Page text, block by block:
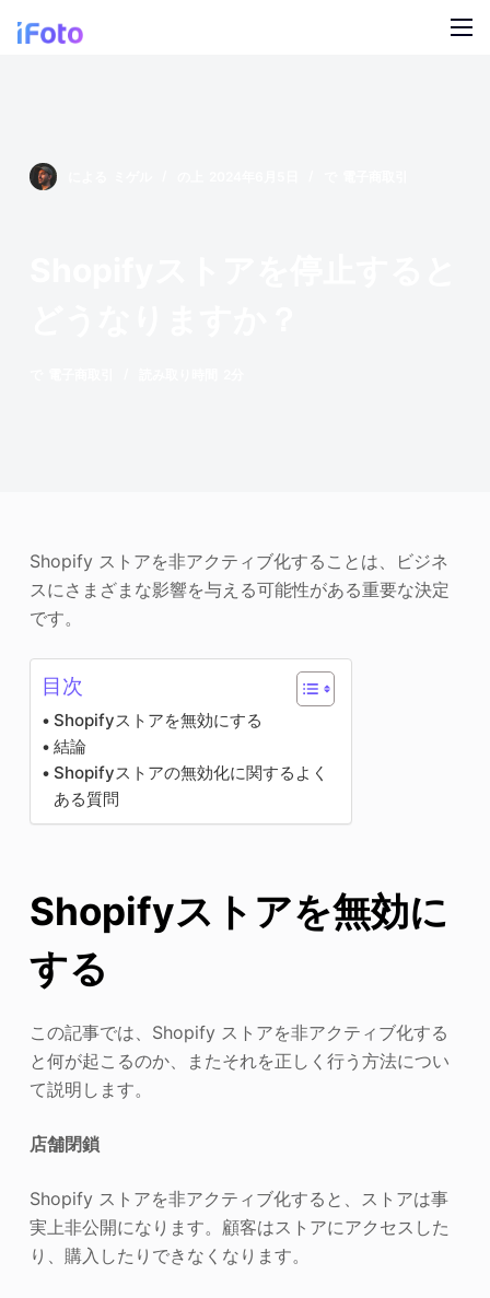
コ
に
スオンライン背景チェンジャー
画像の著作権
Shopify ストアを非アクティブ化することは、ビジネ
スにさまざまな影響を与える可能性がある重要な決定
です。
目次
Shopifyストアを無効にする
結論
Shopifyストアの無効化に関するよく
ある質問
Shopifyストアを無効に
する
この記事では、Shopify ストアを非アクティブ化する
と何が起こるのか、またそれを正しく行う方法につい
て説明します。
店舗閉鎖
Shopify ストアを非アクティブ化すると、ストアは事
実上非公開になります。顧客はストアにアクセスした
り、購入したりできなくなります。